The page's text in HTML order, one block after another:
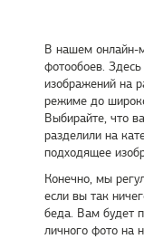
В нашем онлайн-
фотообоев.
изображений на
режиме до
Выбирайте, что
разделили на
подходящее
Конечно, мы
если вы так
беда. Вам будет
личного фото на